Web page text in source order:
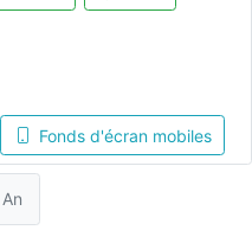
Fonds d'écran mobiles